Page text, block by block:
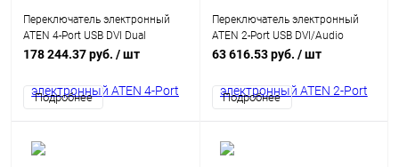
Переключатель электронный
ATEN 4-Port USB DVI Dual
Link/CH7.1 Audio KVMP™ Switch
178 244.37 руб. / шт
Подробнее
Переключатель электронный
ATEN 2-Port USB DVI/Audio
KVMP™ Switch (CS1762A-AT-G)
63 616.53 руб. / шт
Подробнее